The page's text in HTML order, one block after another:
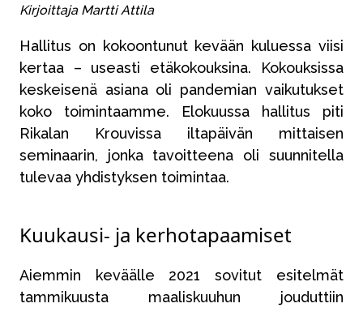
Kirjoittaja Martti Attila
Hallitus on kokoontunut kevään kuluessa viisi
kertaa – useasti etäkokouksina. Kokouksissa
keskeisenä asiana oli pandemian vaikutukset
koko toimintaamme. Elokuussa hallitus piti
Rikalan Krouvissa iltapäivän mittaisen
seminaarin, jonka tavoitteena oli suunnitella
tulevaa yhdistyksen toimintaa.
Kuukausi- ja kerhotapaamiset
Aiemmin keväälle 2021 sovitut esitelmät
tammikuusta maaliskuuhun jouduttiin